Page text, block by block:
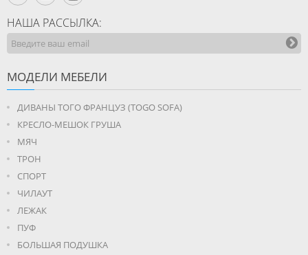
НАША РАССЫЛКА:
МОДЕЛИ МЕБЕЛИ
ДИВАНЫ ТОГО ФРАНЦУЗ (TOGO SOFA)
КРЕСЛО-МЕШОК ГРУША
МЯЧ
ТРОН
СПОРТ
ЧИЛАУТ
ЛЕЖАК
ПУФ
БОЛЬШАЯ ПОДУШКА